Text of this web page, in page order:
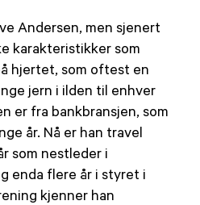
Andersen, men sjenert
karakteristikker som
hjertet, som oftest en
jern i ilden til enhver
er fra bankbransjen, som
år. Nå er han travel
som nestleder i
enda flere år i styret i
kjenner han